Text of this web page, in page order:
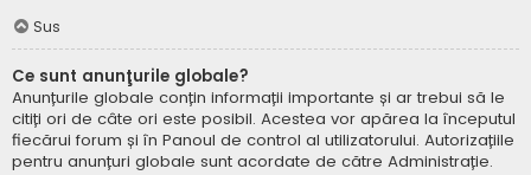
Sus
Ce sunt anunţurile globale?
Anunțurile globale conțin informații importante și ar trebui să le
citiți ori de câte ori este posibil. Acestea vor apărea la începutul
fiecărui forum și în Panoul de control al utilizatorului. Autorizațiile
pentru anunțuri globale sunt acordate de către Administrație.